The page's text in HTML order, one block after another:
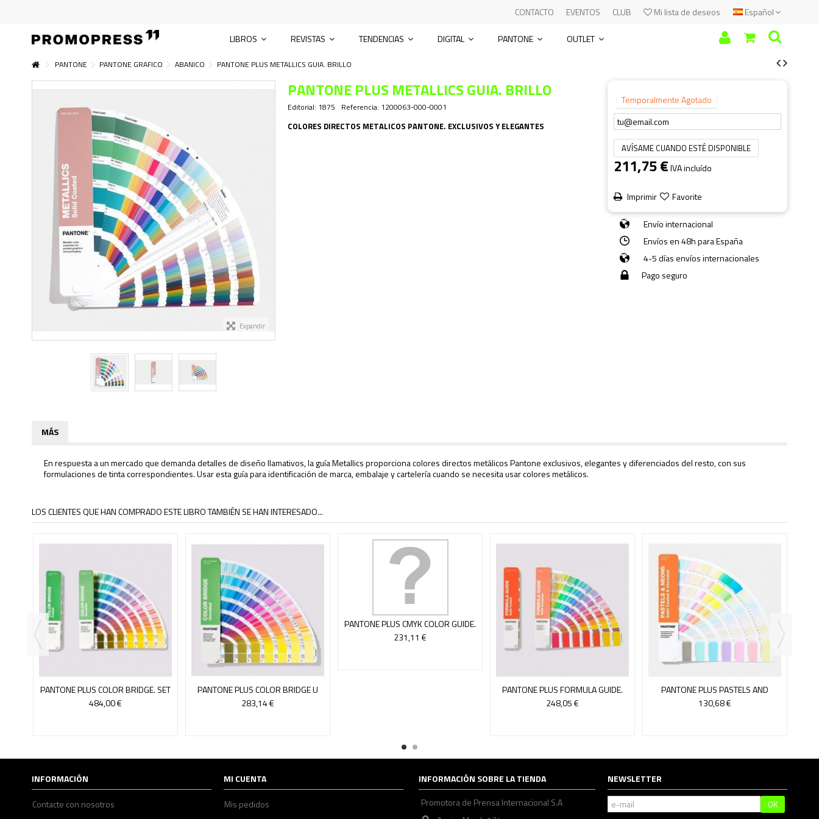
Español
Mi lista de deseos
CLUB
EVENTOS
CONTACTO
LIBROS REVISTAS TENDENCIAS DIGITAL PANTONE OUTLET
PANTONE PANTONE GRAFICO ABANICO PANTONE PLUS METALLICS GUIA. BRILLO
Expandir
PANTONE PLUS METALLICS GUIA. BRILLO
Editorial: 1875 Referencia: 1200063-000-0001
COLORES DIRECTOS METALICOS PANTONE. EXCLUSIVOS Y ELEGANTES
Temporalmente Agotado
AVÍSAME CUANDO ESTÉ DISPONIBLE
211,75 €IVA incluído
Imprimir Favorite
Envío internacional
Envíos en 48h para España
4-5 días envíos internacionales
Pago seguro
MÁS
En respuesta a un mercado que demanda detalles de diseño llamativos, la guía Metallics proporciona colores directos metálicos Pantone exclusivos, elegantes y diferenciados del resto, con sus
formulaciones de tinta correspondientes. Usar esta guía para identificación de marca, embalaje y cartelería cuando se necesita usar colores metálicos.
LOS CLIENTES QUE HAN COMPRADO ESTE LIBRO TAMBIÉN SE HAN INTERESADO...
PANTONE PLUS COLOR BRIDGE. SET
BRILLO+MATE
484,00 €
PANTONE PLUS COLOR BRIDGE U
UNCOATED
283,14 €
PANTONE PLUS CMYK COLOR GUIDE.
BRILLO Y MATE
231,11 €
PANTONE PLUS FORMULA GUIDE.
COLORES SOLIDOS, BRILLANTE Y...
248,05 €
PANTONE PLUS PASTELS AND
NEONS. BRILLO Y MATE
130,68 €
INFORMACIÓN
Contacte con nosotros
MI CUENTA
Mis pedidos
INFORMACIÓN SOBRE LA TIENDA
Promotora de Prensa Internacional S.A
NEWSLETTER
OK